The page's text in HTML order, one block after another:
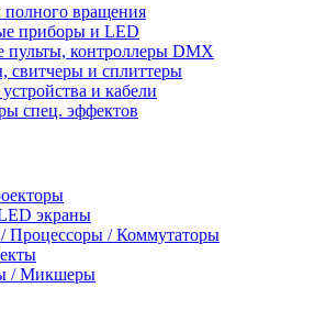
вращения
приборы и LED
пульты, контроллеры DMX
свитчеры и сплиттеры
и кабели
спец. эффектов
экраны
Процессоры / Коммутаторы
/ Микшеры